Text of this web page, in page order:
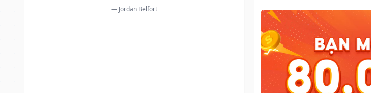
— Jordan Belfort